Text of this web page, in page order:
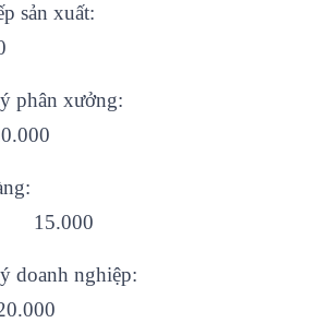
tiếp sản xuất:
phân xưởng:
hàng:
doanh nghiệp: